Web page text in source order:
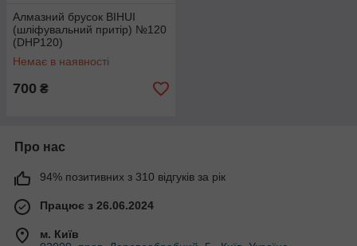
Алмазний брусок BIHUI
(шліфувальний притір) №120
(DHP120)
Немає в наявності
700 ₴
Про нас
94% позитивних з 310 відгуків за рік
Працює з 26.06.2024
м. Київ